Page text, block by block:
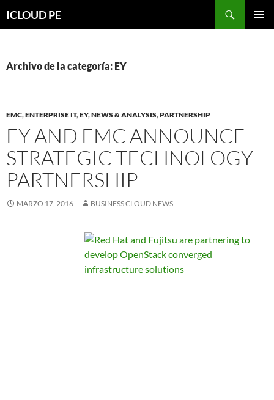
hacia
ICLOUD PE
Archivo de la categoría: EY
EMC,ENTERPRISE IT,EY,NEWS & ANALYSIS,PARTNERSHIP
EY AND EMC ANNOUNCE
STRATEGIC TECHNOLOGY
PARTNERSHIP
MARZO 17, 2016 BUSINESS CLOUD NEWS